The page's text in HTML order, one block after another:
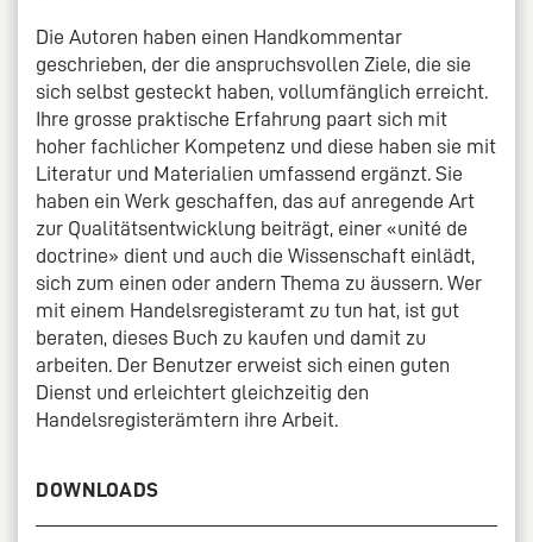
Die Autoren haben einen Handkommentar
geschrieben, der die anspruchsvollen Ziele, die sie
sich selbst gesteckt haben, vollumfänglich erreicht.
Ihre grosse praktische Erfahrung paart sich mit
hoher fachlicher Kompetenz und diese haben sie mit
Literatur und Materialien umfassend ergänzt. Sie
haben ein Werk geschaffen, das auf anregende Art
zur Qualitätsentwicklung beiträgt, einer «unité de
doctrine» dient und auch die Wissenschaft einlädt,
sich zum einen oder andern Thema zu äussern. Wer
mit einem Handelsregisteramt zu tun hat, ist gut
beraten, dieses Buch zu kaufen und damit zu
arbeiten. Der Benutzer erweist sich einen guten
Dienst und erleichtert gleichzeitig den
Handelsregisterämtern ihre Arbeit.
DOWNLOADS